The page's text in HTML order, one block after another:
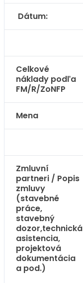
Dátum:
Celkové
náklady podľa
FM/R/ZoNFP
Mena
Zmluvní
partneri / Popis
zmluvy
(stavebné
práce,
stavebný
dozor,technická
asistencia,
projektová
dokumentácia
a pod.)